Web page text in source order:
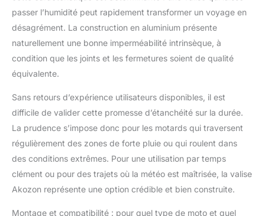
passer l’humidité peut rapidement transformer un voyage en
désagrément. La construction en aluminium présente
naturellement une bonne imperméabilité intrinsèque, à
condition que les joints et les fermetures soient de qualité
équivalente.
Sans retours d’expérience utilisateurs disponibles, il est
difficile de valider cette promesse d’étanchéité sur la durée.
La prudence s’impose donc pour les motards qui traversent
régulièrement des zones de forte pluie ou qui roulent dans
des conditions extrêmes. Pour une utilisation par temps
clément ou pour des trajets où la météo est maîtrisée, la valise
Akozon représente une option crédible et bien construite.
Montage et compatibilité : pour quel type de moto et quel